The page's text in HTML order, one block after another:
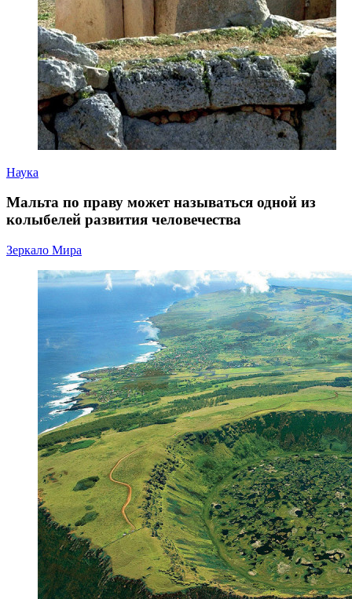
Наука
Мальта по праву может называться одной из
колыбелей развития человечества
Зеркало Мира